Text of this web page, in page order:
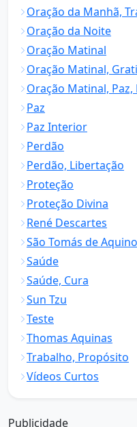
Oração da Manhã,
Oração da Noite
Oração Matinal
Oração Matinal,
Oração Matinal,
Paz
Paz Interior
Perdão
Perdão, Libertação
Proteção
Proteção Divina
René Descartes
São Tomás de Aquino
Saúde
Saúde, Cura
Sun Tzu
Teste
Thomas Aquinas
Trabalho, Propósito
Vídeos Curtos
Publicidade